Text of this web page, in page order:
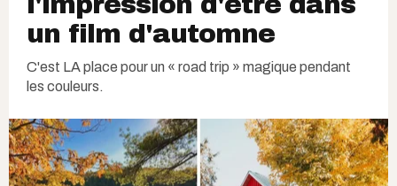
un film d'automne
C'est LA place pour un « road trip » magique pendant
les couleurs.